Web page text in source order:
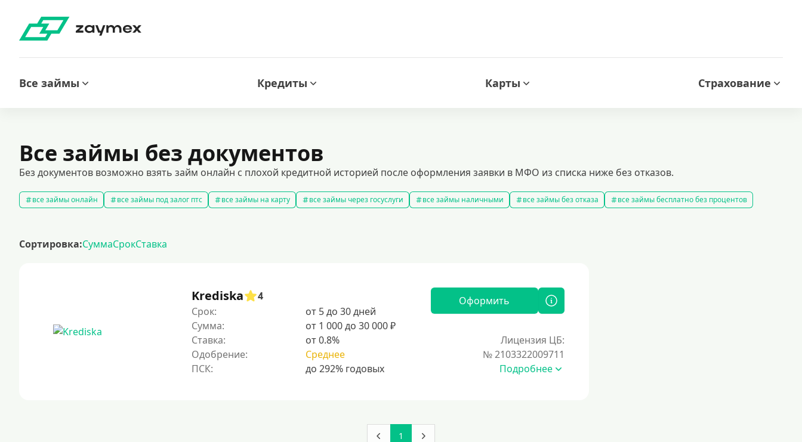
Все займы Кредиты Карты Страхование
Все займы без документов
Без документов возможно взять займ онлайн с плохой кредитной историей после оформления заявки в МФО из списка ниже без отказов.
все займы онлайн все займы под залог птс все займы на карту все займы через госуслуги все займы наличными все займы без отказа
все займы бесплатно без процентов
рефинансирование займов
калькулятор займов
Сортировка:СуммаСрокСтавка
Krediska
4
Срок:
от 5 до 30 дней
Сумма:
от 1 000 до 30 000 ₽
Ставка:
от 0.8%
Одобрение:
Среднее
Оформить
Лицензия ЦБ:
№ 2103322009711
Подробнее
1